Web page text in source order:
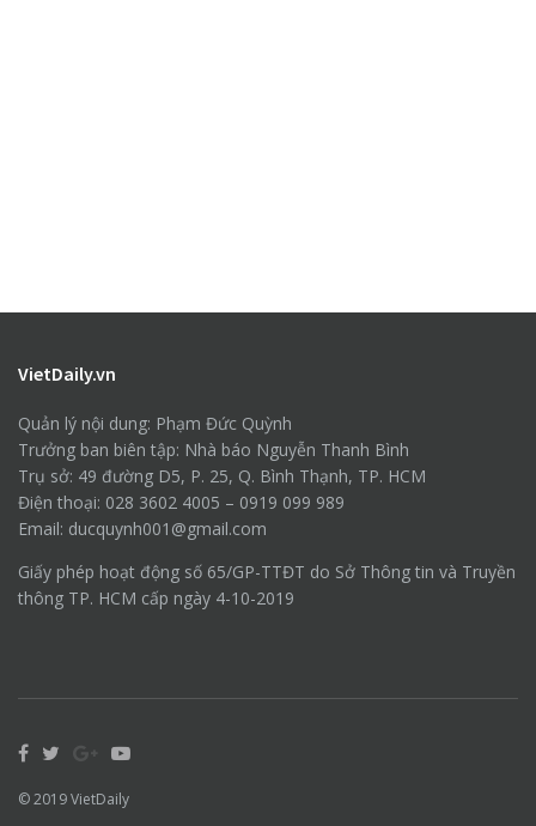
VietDaily.vn
Quản lý nội dung: Phạm Đức Quỳnh
Trưởng ban biên tập: Nhà báo Nguyễn Thanh Bình
Trụ sở: 49 đường D5, P. 25, Q. Bình Thạnh, TP. HCM
Điện thoại: 028 3602 4005 – 0919 099 989
Email: ducquynh001@gmail.com
Giấy phép hoạt động số 65/GP-TTĐT do Sở Thông tin và Truyền
thông TP. HCM cấp ngày 4-10-2019
© 2019VietDaily